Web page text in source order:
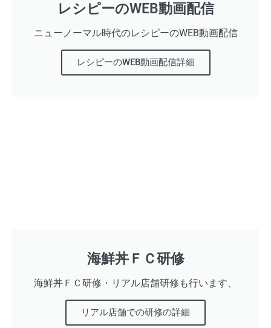
レシピーのWEB動画配信
ニューノーマル時代のレシピーのWEB動画配信
レシピーのWEB動画配信詳細
海鮮丼ＦＣ研修
海鮮丼ＦＣ研修・リアル店舗研修も行います、
リアル店舗での研修の詳細